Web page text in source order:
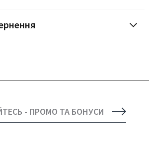
- ПРОМО ТА БОНУСИ